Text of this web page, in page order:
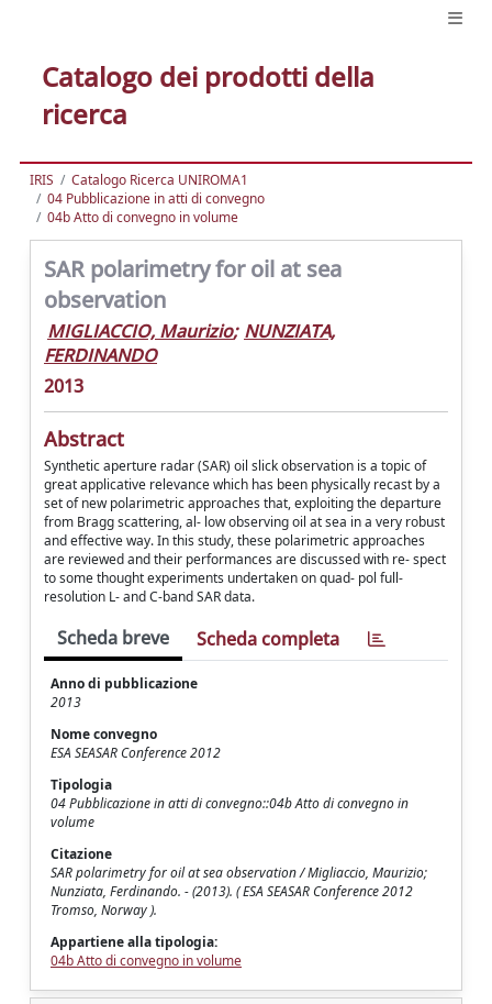
Catalogo dei prodotti della
ricerca
IRIS
Catalogo Ricerca UNIROMA1
04 Pubblicazione in atti di convegno
04b Atto di convegno in volume
SAR polarimetry for oil at sea
observation
MIGLIACCIO, Maurizio; NUNZIATA,
FERDINANDO
2013
Abstract
Synthetic aperture radar (SAR) oil slick observation is a topic of
great applicative relevance which has been physically recast by a
set of new polarimetric approaches that, exploiting the departure
from Bragg scattering, al- low observing oil at sea in a very robust
and effective way. In this study, these polarimetric approaches
are reviewed and their performances are discussed with re- spect
to some thought experiments undertaken on quad- pol full-
resolution L- and C-band SAR data.
Scheda breve Scheda completa
Anno di pubblicazione
2013
Nome convegno
ESA SEASAR Conference 2012
Tipologia
04 Pubblicazione in atti di convegno::04b Atto di convegno in
volume
Citazione
SAR polarimetry for oil at sea observation / Migliaccio, Maurizio;
Nunziata, Ferdinando. - (2013). ( ESA SEASAR Conference 2012
Tromso, Norway ).
Appartiene alla tipologia:
04b Atto di convegno in volume